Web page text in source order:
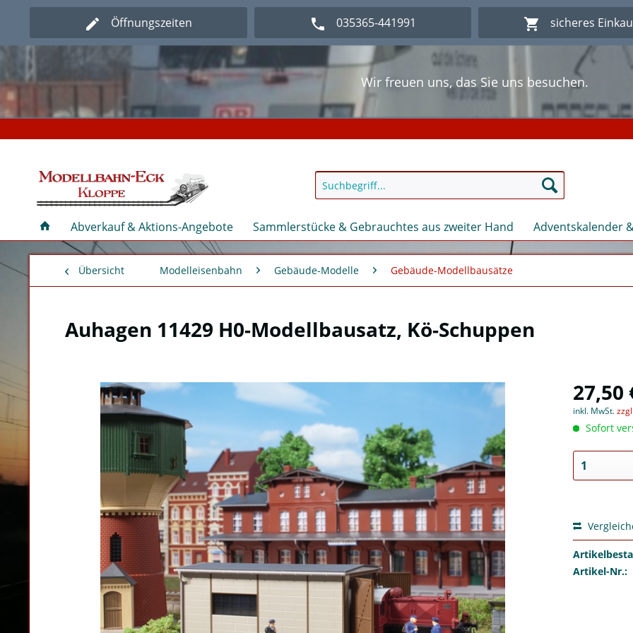
Öffnungszeiten 035365-441991 sicheres
Wir freuen uns, das Sie uns besuchen.
Herzlich Willkommen im Onlineshop Modellbahn - Eck
Wir freuen uns, das Sie uns besuchen.
Herzlich Willkommen im Onlineshop Modellbahn - Eck
Abverkauf & Aktions-Angebote Sammlerstücke & Gebrauchtes aus zweiter Hand Adventskalender
Übersicht Modelleisenbahn Gebäude-Modelle Gebäude-Modellbausätze
Auhagen 11429 H0-Modellbausatz, Kö-Schuppen
27,50
inkl. MwSt.
Sofort
Artikel-Nr.: